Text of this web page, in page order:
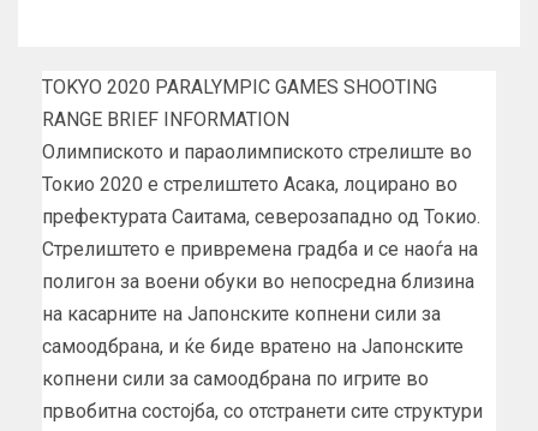
TOKYO 2020 PARALYMPIC GAMES SHOOTING
RANGE BRIEF INFORMATION
Олимпиското и параолимпиското стрелиште во
Токио 2020 е стрелиштето Асака, лоцирано во
префектурата Саитама, северозападно од Токио.
Стрелиштето е привремена градба и се наоѓа на
полигон за воени обуки во непосредна близина
на касарните на Јапонските копнени сили за
самоодбрана, и ќе биде вратено на Јапонските
копнени сили за самоодбрана по игрите во
првобитна состојба, со отстранети сите структури